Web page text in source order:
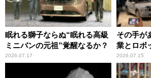
眠れる獅子ならぬ“眠れる高級
ミニバンの元祖”覚醒なるか？
2026.07.17
その手が
業とロボ
2026.07.15